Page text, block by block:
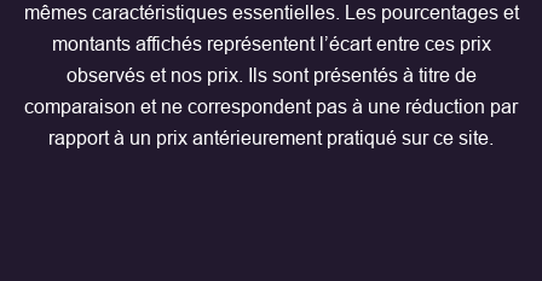
mêmes caractéristiques essentielles. Les pourcentages et
montants affichés représentent l’écart entre ces prix
observés et nos prix. Ils sont présentés à titre de
comparaison et ne correspondent pas à une réduction par
rapport à un prix antérieurement pratiqué sur ce site.